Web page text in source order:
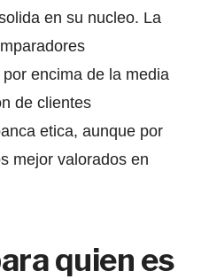
en su nucleo. La
encima de la media
de clientes
etica, aunque por
mejor valorados en
quien es